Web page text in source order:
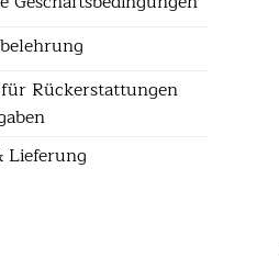
Rückerstattungen
Lieferung